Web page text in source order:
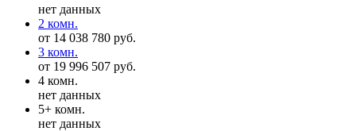
нет данных
2 комн.
от 14 038 780 руб.
3 комн.
от 19 996 507 руб.
4 комн.
нет данных
5+ комн.
нет данных